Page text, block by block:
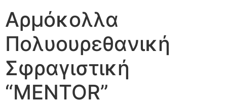
Αρμόκολλα
Πολυουρεθανική
Σφραγιστική
“MENTOR”